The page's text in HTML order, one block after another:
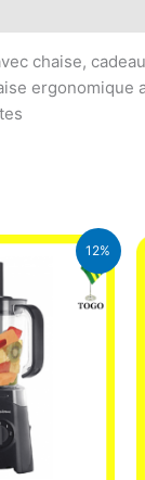
chaise,
ergonomique
12%
:
CFA.